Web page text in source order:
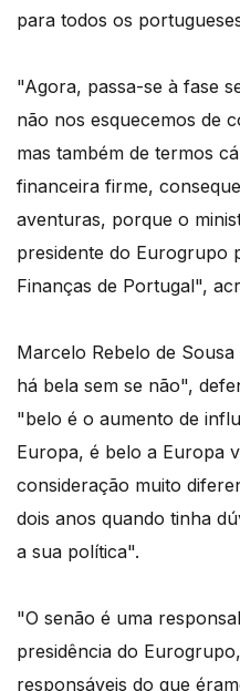
para todos os
"Agora, passa-se à fase
não nos esquecemos de
mas também de termos
financeira firme,
aventuras, porque o
presidente do Eurogrupo
Finanças de Portugal",
Marcelo Rebelo de
há bela sem se não",
"belo é o aumento de
Europa, é belo a Europa
consideração muito
dois anos quando tinha
a sua política".
"O senão é uma
presidência do
responsáveis do que